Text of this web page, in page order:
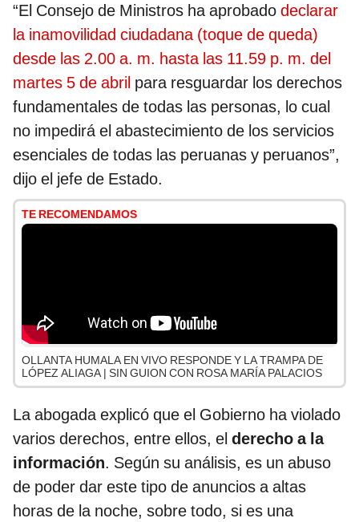
“El Consejo de Ministros ha aprobado declarar
la inamovilidad ciudadana (toque de queda)
desde las 2.00 a. m. hasta las 11.59 p. m. del
martes 5 de abril para resguardar los derechos
fundamentales de todas las personas, lo cual
no impedirá el abastecimiento de los servicios
esenciales de todas las peruanas y peruanos”,
dijo el jefe de Estado.
TE RECOMENDAMOS
OLLANTA HUMALA EN VIVO RESPONDE Y LA TRAMPA DE
LÓPEZ ALIAGA | SIN GUION CON ROSA MARÍA PALACIOS
La abogada explicó que el Gobierno ha violado
varios derechos, entre ellos, el derecho a la
información. Según su análisis, es un abuso
de poder dar este tipo de anuncios a altas
horas de la noche, sobre todo, si es una